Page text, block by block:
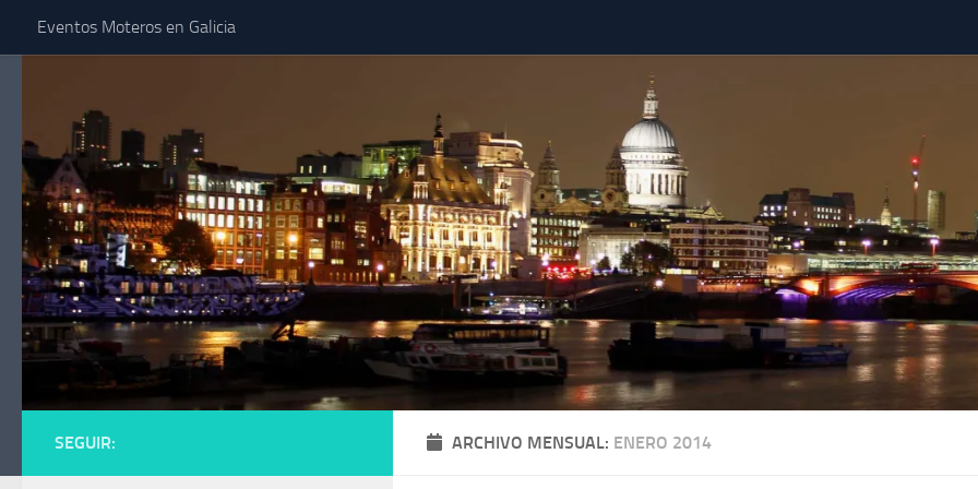
Saltar al contenido
Eventos Moteros en Galicia
ARCHIVO MENSUAL: ENERO 2014
SEGUIR: